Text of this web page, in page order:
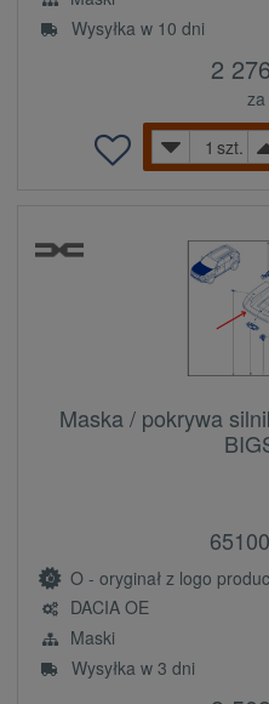
Wysyłka w 10 dni
2
szt.
Maska / pokrywa
O - oryginał z logo
DACIA OE
Maski
Wysyłka w 3 dni